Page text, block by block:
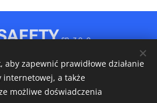
sp. z o. o.
540606150 • KRS: 0001148349
Ciasteczka
aby zapewnić prawidłowe działanie
internetowej, a także
możliwe doświadczenia